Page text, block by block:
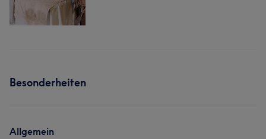
Besonderheiten
Allgemein